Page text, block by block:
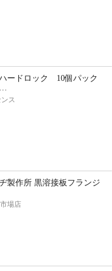
ードロック 10個パック
ス
製作所 黒溶接板フランジ
場店